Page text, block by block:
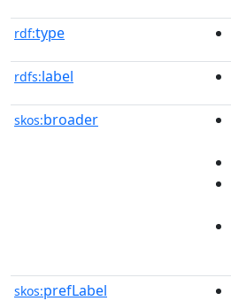
rdf:type
rdfs:label
skos:broader
skos:prefLabel